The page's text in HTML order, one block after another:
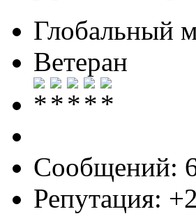
Глобальный
Ветеран
Сообщений:
Репутация: